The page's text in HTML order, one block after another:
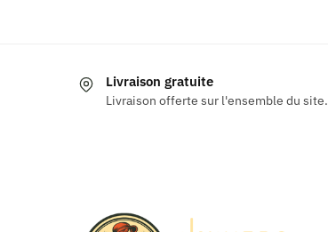
plusieurs
variations.
choisies
Livraison gratuite
Livraison offerte sur l'ensemble du site.